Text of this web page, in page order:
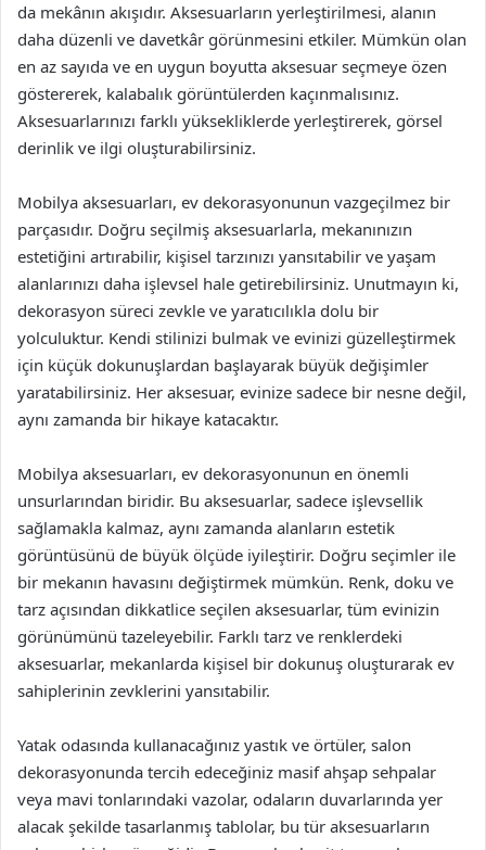
da mekânın akışıdır. Aksesuarların yerleştirilmesi, alanın
daha düzenli ve davetkâr görünmesini etkiler. Mümkün olan
en az sayıda ve en uygun boyutta aksesuar seçmeye özen
göstererek, kalabalık görüntülerden kaçınmalısınız.
Aksesuarlarınızı farklı yüksekliklerde yerleştirerek, görsel
derinlik ve ilgi oluşturabilirsiniz.
Mobilya aksesuarları, ev dekorasyonunun vazgeçilmez bir
parçasıdır. Doğru seçilmiş aksesuarlarla, mekanınızın
estetiğini artırabilir, kişisel tarzınızı yansıtabilir ve yaşam
alanlarınızı daha işlevsel hale getirebilirsiniz. Unutmayın ki,
dekorasyon süreci zevkle ve yaratıcılıkla dolu bir
yolculuktur. Kendi stilinizi bulmak ve evinizi güzelleştirmek
için küçük dokunuşlardan başlayarak büyük değişimler
yaratabilirsiniz. Her aksesuar, evinize sadece bir nesne değil,
aynı zamanda bir hikaye katacaktır.
Mobilya aksesuarları, ev dekorasyonunun en önemli
unsurlarından biridir. Bu aksesuarlar, sadece işlevsellik
sağlamakla kalmaz, aynı zamanda alanların estetik
görüntüsünü de büyük ölçüde iyileştirir. Doğru seçimler ile
bir mekanın havasını değiştirmek mümkün. Renk, doku ve
tarz açısından dikkatlice seçilen aksesuarlar, tüm evinizin
görünümünü tazeleyebilir. Farklı tarz ve renklerdeki
aksesuarlar, mekanlarda kişisel bir dokunuş oluşturarak ev
sahiplerinin zevklerini yansıtabilir.
Yatak odasında kullanacağınız yastık ve örtüler, salon
dekorasyonunda tercih edeceğiniz masif ahşap sehpalar
veya mavi tonlarındaki vazolar, odaların duvarlarında yer
alacak şekilde tasarlanmış tablolar, bu tür aksesuarların